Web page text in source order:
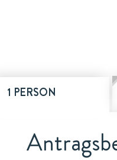
1 PERSON